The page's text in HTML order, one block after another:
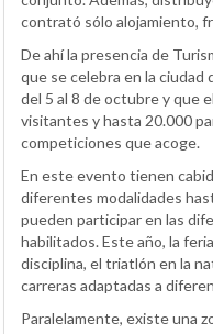
contrató sólo alojamiento,
De ahí la presencia de
que se celebra en la ciudad
del 5 al 8 de octubre y que
visitantes y hasta 20.000
competiciones que acoge.
En este evento tienen
diferentes modalidades
pueden participar en las
habilitados. Este año, la
disciplina, el triatlón en la
carreras adaptadas a
Paralelamente, existe una